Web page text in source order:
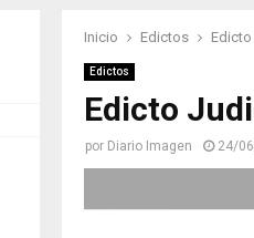
Inicio Edictos Edicto
Edictos
Edicto
por Diario Imagen 24/